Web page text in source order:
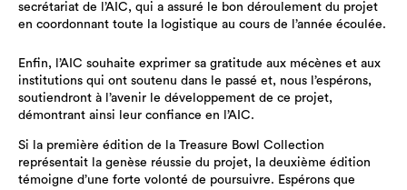
secrétariat de l’AIC, qui a assuré le bon déroulement du projet
en coordonnant toute la logistique au cours de l’année écoulée.
Enfin, l’AIC souhaite exprimer sa gratitude aux mécènes et aux
institutions qui ont soutenu dans le passé et, nous l’espérons,
soutiendront à l’avenir le développement de ce projet,
démontrant ainsi leur confiance en l’AIC.
Si la première édition de la Treasure Bowl Collection
représentait la genèse réussie du projet, la deuxième édition
témoigne d’une forte volonté de poursuivre. Espérons que